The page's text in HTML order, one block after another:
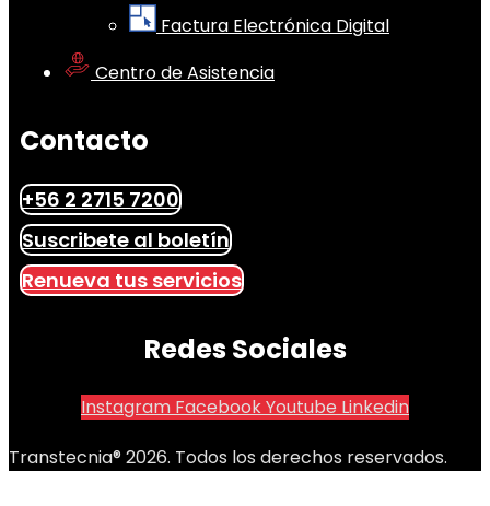
Factura Electrónica Digital
Centro de Asistencia
Contacto
+56 2 2715 7200
Suscribete al boletín
Renueva tus servicios
Redes Sociales
Instagram FacebookYoutube Linkedin
Transtecnia® 2026. Todos los derechos reservados.